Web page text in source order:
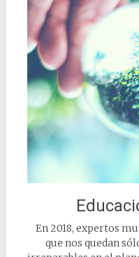
En 2018, expertos
que nos quedan